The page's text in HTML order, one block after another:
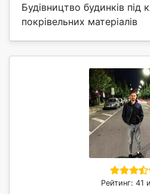
Будівництво будинків
покрівельних матеріалів
Рейтинг: 41